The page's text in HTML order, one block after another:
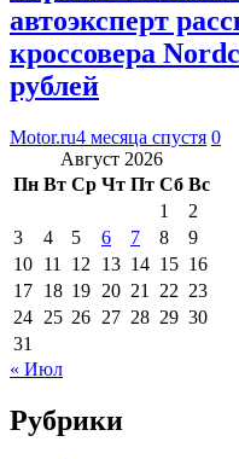
автоэксперт
кроссовера
рублей
Motor.ru4 месяца спустя 0
Август 2026
Пн Вт Ср Чт Пт Сб Вс
1
2
3
4 5 6 7 8
9
10 11 12 13 14 15 16
17 18 19 20 21 22 23
24 25 26 27 28 29 30
31
« Июл
Рубрики